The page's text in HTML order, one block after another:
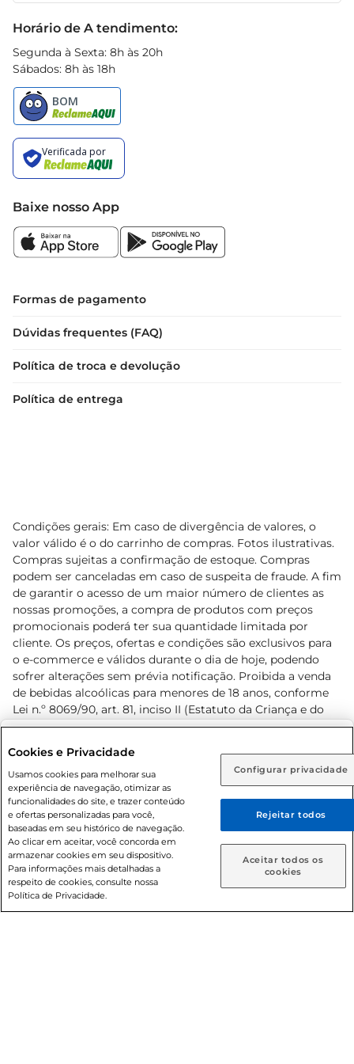
Rio de Janeiro (RJ) Goiás (GO)
Ou
Caso queira comprar online, informe como deseja receber
suas compras:
Entrega em casa Retire em Loja
Horário de A tendimento:
Segunda à Sexta: 8h às 20h
Sábados: 8h às 18h
Baixe nosso App
Formas de pagamento
Dúvidas frequentes (FAQ)
Política de troca e devolução
Política de entrega
Condições gerais: Em caso de divergência de valores, o
valor válido é o do carrinho de compras. Fotos ilustrativas.
Compras sujeitas a confirmação de estoque. Compras
podem ser canceladas em caso de suspeita de fraude. A fim
de garantir o acesso de um maior número de clientes as
nossas promoções, a compra de produtos com preços
promocionais poderá ter sua quantidade limitada por
cliente. Os preços, ofertas e condições são exclusivos para
o e-commerce e válidos durante o dia de hoje, podendo
sofrer alterações sem prévia notificação. Proibida a venda
de bebidas alcoólicas para menores de 18 anos, conforme
Lei n.º 8069/90, art. 81, inciso II (Estatuto da Criança e do
Adolescente). Preços e condições exclusivos para o
prévio. O valor mínimo para as compras on-line é de R$
80,00.
© 2026 Copyright. Todos os direitos
reservados Prezunic.
Cookies e Privacidade
Usamos cookies para melhorar sua
experiência de navegação, otimizar as
funcionalidades do site, e trazer conteúdo
e ofertas personalizadas para você,
baseadas em seu histórico de navegação.
Ao clicar em aceitar, você concorda em
armazenar cookies em seu dispositivo.
Para informações mais detalhadas a
respeito de cookies, consulte nossa
Política de Privacidade.
Configurar privacidade
Rejeitar todos
Aceitar todos os
cookies